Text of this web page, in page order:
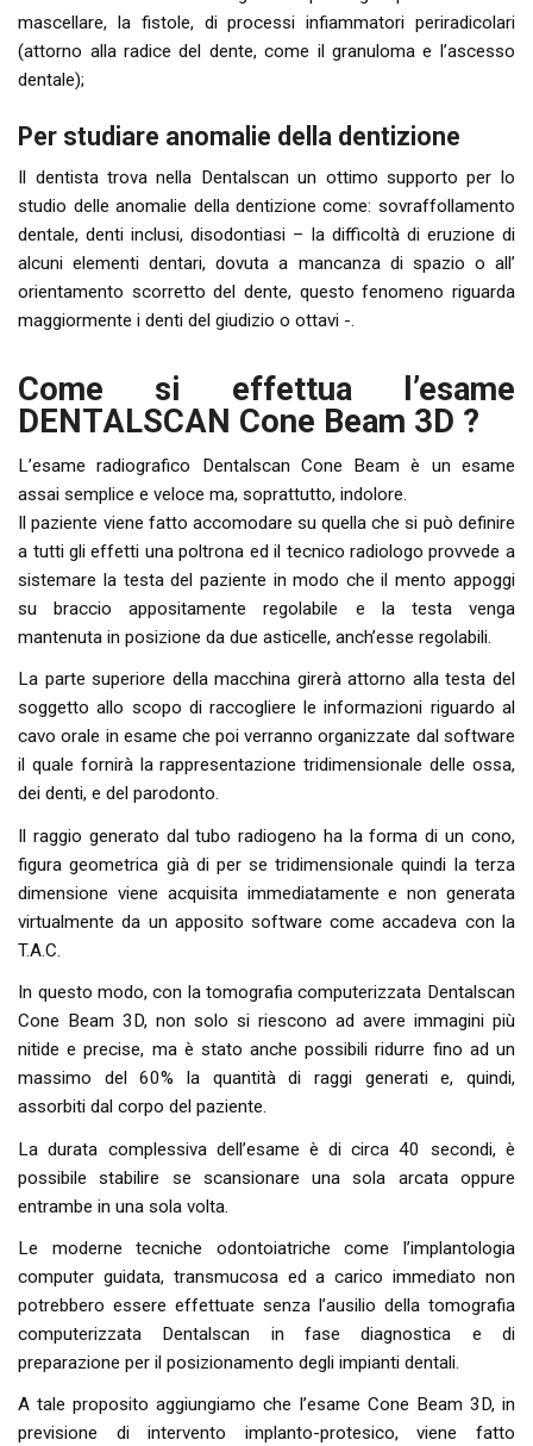
mascellare, la fistole, di processi infiammatori periradicolari
(attorno alla radice del dente, come il granuloma e l’ascesso
dentale);
Per studiare anomalie della dentizione
Il dentista trova nella Dentalscan un ottimo supporto per lo
studio delle anomalie della dentizione come: sovraffollamento
dentale, denti inclusi, disodontiasi – la difficoltà di eruzione di
alcuni elementi dentari, dovuta a mancanza di spazio o all’
orientamento scorretto del dente, questo fenomeno riguarda
maggiormente i denti del giudizio o ottavi -.
Come si effettua l’esame
DENTALSCAN Cone Beam 3D ?
L’esame radiografico Dentalscan Cone Beam è un esame
assai semplice e veloce ma, soprattutto, indolore.
Il paziente viene fatto accomodare su quella che si può definire
a tutti gli effetti una poltrona ed il tecnico radiologo provvede a
sistemare la testa del paziente in modo che il mento appoggi
su braccio appositamente regolabile e la testa venga
mantenuta in posizione da due asticelle, anch’esse regolabili.
La parte superiore della macchina girerà attorno alla testa del
soggetto allo scopo di raccogliere le informazioni riguardo al
cavo orale in esame che poi verranno organizzate dal software
il quale fornirà la rappresentazione tridimensionale delle ossa,
dei denti, e del parodonto.
Il raggio generato dal tubo radiogeno ha la forma di un cono,
figura geometrica già di per se tridimensionale quindi la terza
dimensione viene acquisita immediatamente e non generata
virtualmente da un apposito software come accadeva con la
T.A.C.
In questo modo, con la tomografia computerizzata Dentalscan
Cone Beam 3D, non solo si riescono ad avere immagini più
nitide e precise, ma è stato anche possibili ridurre fino ad un
massimo del 60% la quantità di raggi generati e, quindi,
assorbiti dal corpo del paziente.
La durata complessiva dell’esame è di circa 40 secondi, è
possibile stabilire se scansionare una sola arcata oppure
entrambe in una sola volta.
Le moderne tecniche odontoiatriche come l’implantologia
computer guidata, transmucosa ed a carico immediato non
potrebbero essere effettuate senza l’ausilio della tomografia
computerizzata Dentalscan in fase diagnostica e di
preparazione per il posizionamento degli impianti dentali.
A tale proposito aggiungiamo che l’esame Cone Beam 3D, in
previsione di intervento implanto-protesico, viene fatto